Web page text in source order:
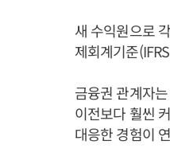
새 수익원으로
제회계기준
금융권 관계자
이전보다 훨씬
대응한 경험이